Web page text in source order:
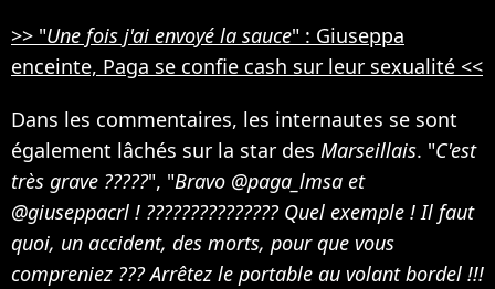
>> "Une fois j'ai envoyé la sauce" : Giuseppa
enceinte, Paga se confie cash sur leur sexualité <<
Dans les commentaires, les internautes se sont
également lâchés sur la star des Marseillais. "C'est
très grave ?????", "Bravo @paga_lmsa et
@giuseppacrl ! ??????????????? Quel exemple ! Il faut
quoi, un accident, des morts, pour que vous
compreniez ??? Arrêtez le portable au volant bordel !!!